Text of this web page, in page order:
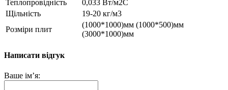
Теплопровідність
0,033 Вт/м2С
Щільність
19-20 кг/м3
Розміри плит
(1000*1000)мм (1000*500)мм
(3000*1000)мм
Написати відгук
Ваше ім’я: